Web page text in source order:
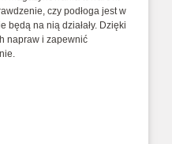
czy podłoga jest w
będą na nią działały. Dzięki
napraw i zapewnić